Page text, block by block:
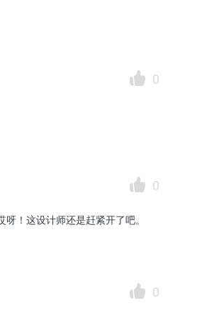
0
0
！这设计师还是赶紧开了吧。
0